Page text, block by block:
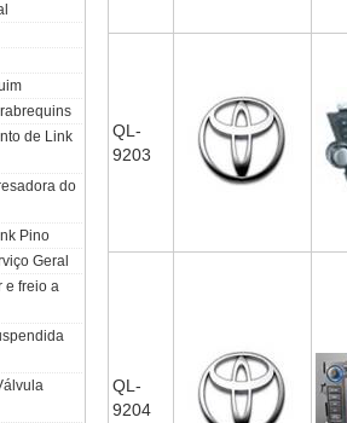
de Link
do
Pino
Geral
e freio a
QL-
9203
QL-
9204